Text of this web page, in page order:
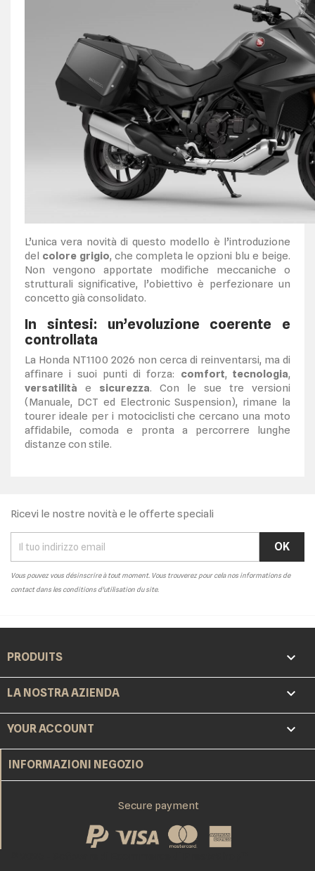
L’unica vera novità di questo modello è l’introduzione
del colore grigio, che completa le opzioni blu e beige.
Non vengono apportate modifiche meccaniche o
strutturali significative, l’obiettivo è perfezionare un
concetto già consolidato.
In sintesi: un’evoluzione coerente e
controllata
La Honda NT1100 2026 non cerca di reinventarsi, ma di
affinare i suoi punti di forza: comfort,tecnologia,
versatilità e sicurezza. Con le sue tre versioni
(Manuale, DCT ed Electronic Suspension), rimane la
tourer ideale per i motociclisti che cercano una moto
affidabile, comoda e pronta a percorrere lunghe
distanze con stile.
Ricevi le nostre novità e le offerte speciali
Vous pouvez vous désinscrire à tout moment. Vous trouverez pour cela nos informations de
contact dans les conditions d'utilisation du site.
PRODUITS 
LA NOSTRA AZIENDA 
YOUR ACCOUNT 
INFORMAZIONI NEGOZIO
Secure payment